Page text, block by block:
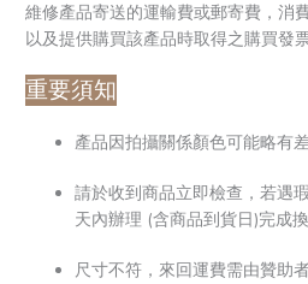
維修產品寄送的運輸費或郵寄費，消
以及提供購買該產品時取得之購買發票
重要須知
產品因拍攝關係顏色可能略有
請於收到商品立即檢查，若遇
天內辦理 (含商品到貨日)完成換
尺寸不符，來回運費需由贊助